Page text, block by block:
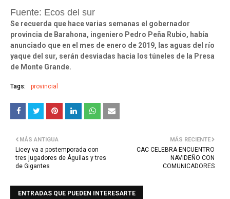
Fuente: Ecos del sur
Se recuerda que hace varias semanas el gobernador
provincia de Barahona, ingeniero Pedro Peña Rubio, había
anunciado que en el mes de enero de 2019, las aguas del río
yaque del sur, serán desviadas hacia los túneles de la Presa
de Monte Grande.
Tags: provincial
MÁS RECIENTE
CAC CELEBRA ENCUENTRO
NAVIDEÑO CON
COMUNICADORES
MÁS ANTIGUA
Licey va a postemporada con
tres jugadores de Águilas y tres
de Gigantes
ENTRADAS QUE PUEDEN INTERESARTE